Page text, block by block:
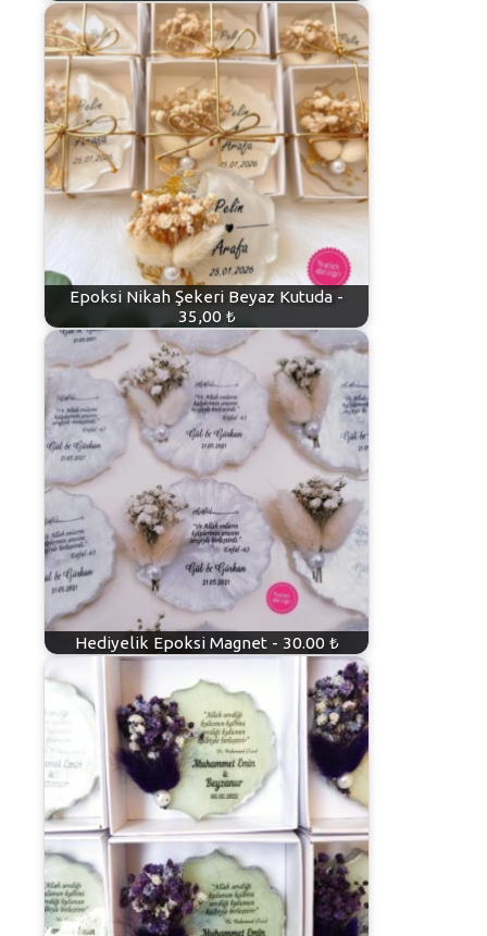
Epoksi Nikah Şekeri Beyaz Kutuda -
35,00 ₺
Hediyelik Epoksi Magnet - 30.00 ₺